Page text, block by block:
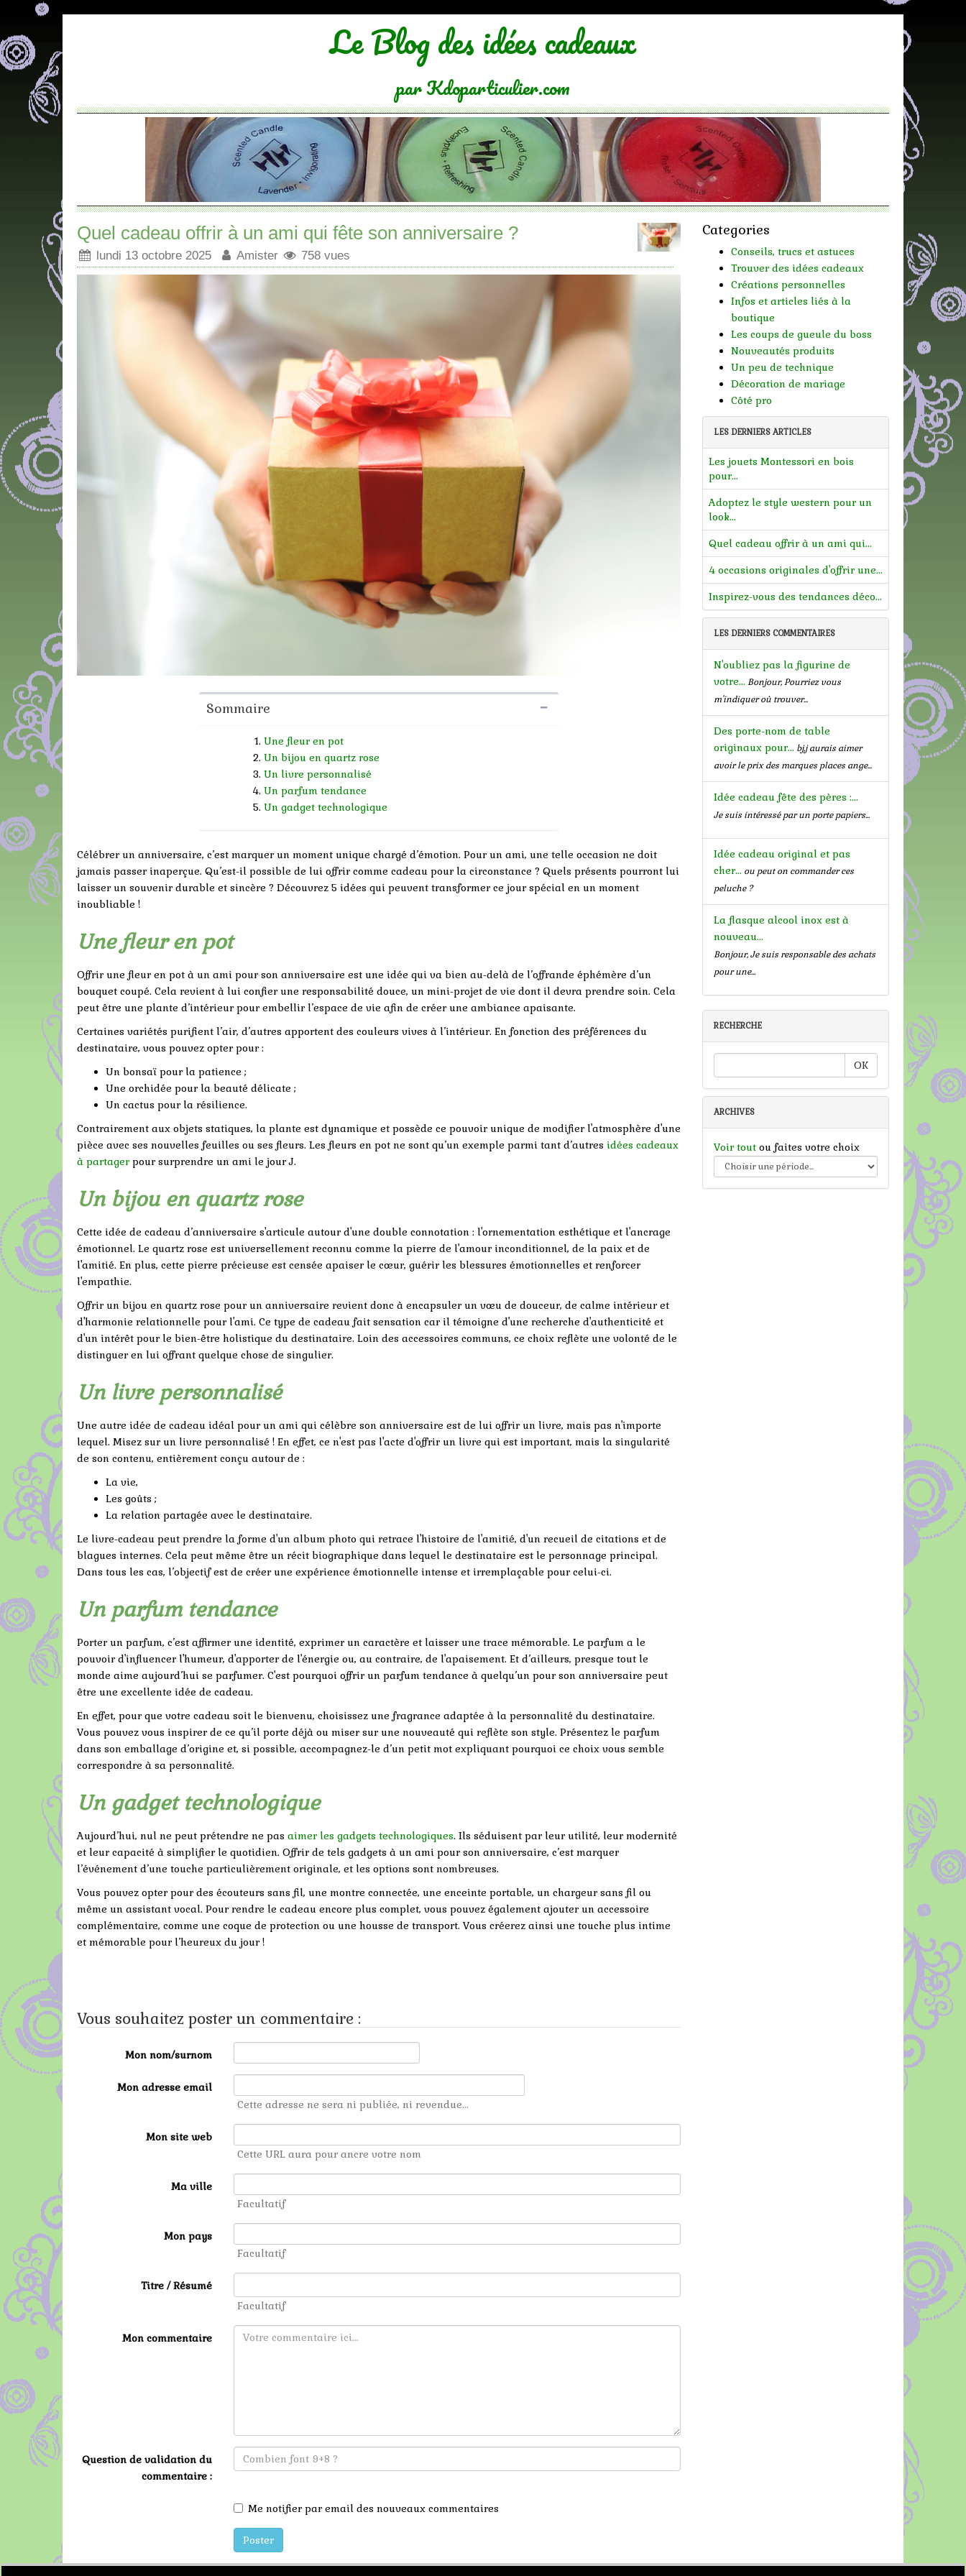
Le Blog des idées cadeaux
par Kdoparticulier.com
Quel cadeau offrir à un ami qui fête son anniversaire ?
lundi 13 octobre 2025 Amister 758 vues
Sommaire
Une fleur en pot
Un bijou en quartz rose
Un livre personnalisé
Un parfum tendance
Un gadget technologique
Célébrer un anniversaire, c’est marquer un moment unique chargé d’émotion. Pour un ami, une telle occasion ne doit
jamais passer inaperçue. Qu’est-il possible de lui offrir comme cadeau pour la circonstance ? Quels présents pourront lui
laisser un souvenir durable et sincère ? Découvrez 5 idées qui peuvent transformer ce jour spécial en un moment
inoubliable !
Une fleur en pot
Offrir une fleur en pot à un ami pour son anniversaire est une idée qui va bien au-delà de l’offrande éphémère d’un
bouquet coupé. Cela revient à lui confier une responsabilité douce, un mini-projet de vie dont il devra prendre soin. Cela
peut être une plante d’intérieur pour embellir l’espace de vie afin de créer une ambiance apaisante.
Certaines variétés purifient l’air, d’autres apportent des couleurs vives à l’intérieur. En fonction des préférences du
destinataire, vous pouvez opter pour :
Un bonsaï pour la patience ;
Une orchidée pour la beauté délicate ;
Un cactus pour la résilience.
Contrairement aux objets statiques, la plante est dynamique et possède ce pouvoir unique de modifier l'atmosphère d'une
pièce avec ses nouvelles feuilles ou ses fleurs. Les fleurs en pot ne sont qu’un exemple parmi tant d’autres idées cadeaux
à partagerpour surprendre un ami le jour J.
Un bijou en quartz rose
Cette idée de cadeau d’anniversaire s'articule autour d'une double connotation : l'ornementation esthétique et l'ancrage
émotionnel. Le quartz rose est universellement reconnu comme la pierre de l'amour inconditionnel, de la paix et de
l'amitié. En plus, cette pierre précieuse est censée apaiser le cœur, guérir les blessures émotionnelles et renforcer
l'empathie.
Offrir un bijou en quartz rose pour un anniversaire revient donc à encapsuler un vœu de douceur, de calme intérieur et
d'harmonie relationnelle pour l'ami. Ce type de cadeau fait sensation car il témoigne d'une recherche d'authenticité et
d'un intérêt pour le bien-être holistique du destinataire. Loin des accessoires communs, ce choix reflète une volonté de le
distinguer en lui offrant quelque chose de singulier.
Un livre personnalisé
Une autre idée de cadeau idéal pour un ami qui célèbre son anniversaire est de lui offrir un livre, mais pas n'importe
lequel. Misez sur un livre personnalisé ! En effet, ce n'est pas l'acte d'offrir un livre qui est important, mais la singularité
de son contenu, entièrement conçu autour de :
La vie,
Les goûts ;
La relation partagée avec le destinataire.
Le livre-cadeau peut prendre la forme d'un album photo qui retrace l'histoire de l'amitié, d'un recueil de citations et de
blagues internes. Cela peut même être un récit biographique dans lequel le destinataire est le personnage principal.
Dans tous les cas, l’objectif est de créer une expérience émotionnelle intense et irremplaçable pour celui-ci.
Un parfum tendance
Porter un parfum, c’est affirmer une identité, exprimer un caractère et laisser une trace mémorable. Le parfum a le
pouvoir d'influencer l'humeur, d'apporter de l'énergie ou, au contraire, de l'apaisement. Et d’ailleurs, presque tout le
monde aime aujourd’hui se parfumer. C'est pourquoi offrir un parfum tendance à quelqu’un pour son anniversaire peut
être une excellente idée de cadeau.
En effet, pour que votre cadeau soit le bienvenu, choisissez une fragrance adaptée à la personnalité du destinataire.
Vous pouvez vous inspirer de ce qu’il porte déjà ou miser sur une nouveauté qui reflète son style. Présentez le parfum
dans son emballage d’origine et, si possible, accompagnez-le d’un petit mot expliquant pourquoi ce choix vous semble
correspondre à sa personnalité.
Un gadget technologique
Aujourd’hui, nul ne peut prétendre ne pas aimer les gadgets technologiques. Ils séduisent par leur utilité, leur modernité
et leur capacité à simplifier le quotidien. Offrir de tels gadgets à un ami pour son anniversaire, c’est marquer
l’événement d’une touche particulièrement originale, et les options sont nombreuses.
Vous pouvez opter pour des écouteurs sans fil, une montre connectée, une enceinte portable, un chargeur sans fil ou
même un assistant vocal. Pour rendre le cadeau encore plus complet, vous pouvez également ajouter un accessoire
complémentaire, comme une coque de protection ou une housse de transport. Vous créerez ainsi une touche plus intime
et mémorable pour l’heureux du jour !
Vous souhaitez poster un commentaire :
Mon nom/surnom
Mon adresse email
Cette adresse ne sera ni publiée, ni revendue...
Mon site web
Cette URL aura pour ancre votre nom
Ma ville
Facultatif
Mon pays
Facultatif
Titre / Résumé
Facultatif
Mon commentaire
Question de validation du
commentaire :
Me notifier par email des nouveaux commentaires
Poster
Categories
Conseils, trucs et astuces
Trouver des idées cadeaux
Créations personnelles
Infos et articles liés à la
boutique
Les coups de gueule du boss
Nouveautés produits
Un peu de technique
Décoration de mariage
Côté pro
LES DERNIERS ARTICLES
Les jouets Montessori en bois
pour...
Adoptez le style western pour un
look...
Quel cadeau offrir à un ami qui...
4 occasions originales d'offrir une...
Inspirez-vous des tendances déco...
LES DERNIERS COMMENTAIRES
N'oubliez pas la figurine de
votre... Bonjour, Pourriez vous
m'indiquer où trouver...
Des porte-nom de table
originaux pour... bj,j aurais aimer
avoir le prix des marques places ange...
Idée cadeau fête des pères :...
Je suis intéressé par un porte papiers...
Idée cadeau original et pas
cher... ou peut on commander ces
peluche ?
La flasque alcool inox est à
nouveau...
Bonjour, Je suis responsable des achats
pour une...
RECHERCHE
OK
ARCHIVES
Voir tout ou faites votre choix